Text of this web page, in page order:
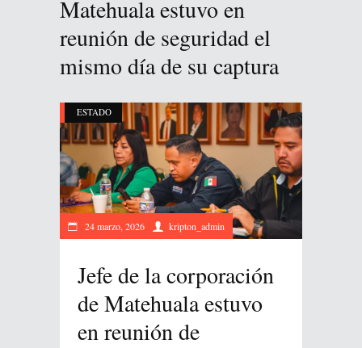
Matehuala estuvo en
reunión de seguridad el
mismo día de su captura
ESTADO
24 marzo, 2026 kripton_admin
Jefe de la corporación
de Matehuala estuvo
en reunión de